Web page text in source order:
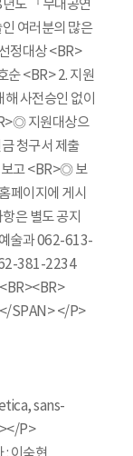
도 『무대공연
여러분의 많은
정대상 <BR>
<BR> 2. 지원
사전승인 없이
지원대상으
청구서 제출
보고 <BR>◎ 보
페이지에 게시
은 별도 공지
술과 062-613-
381-2234
</P>
sans-
P>